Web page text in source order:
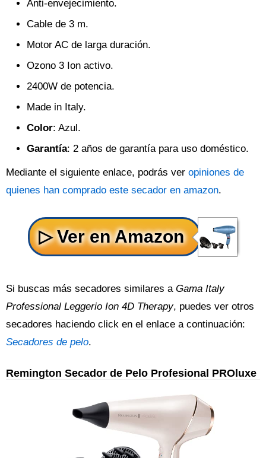
Anti-envejecimiento.
Cable de 3 m.
Motor AC de larga duración.
Ozono 3 Ion activo.
2400W de potencia.
Made in Italy.
Color: Azul.
Garantía: 2 años de garantía para uso doméstico.
Mediante el siguiente enlace, podrás ver opiniones de
quienes han comprado este secador en amazon.
Si buscas más secadores similares a Gama Italy
Professional Leggerio Ion 4D Therapy, puedes ver otros
secadores haciendo click en el enlace a continuación:
Secadores de pelo.
Remington Secador de Pelo Profesional PROluxe